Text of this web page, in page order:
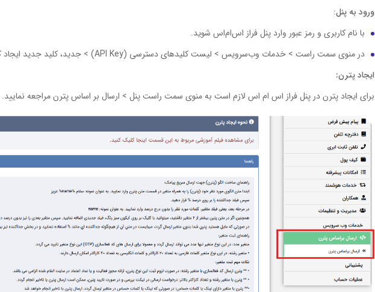
ورود به پنل:
با نام کاربری و رمز عبور وارد پنل فراز اس‌ام‌اس شوید.
در منوی سمت راست > خدمات وب‌سرویس > لیست کلیدهای دسترسی (API Key) > جدید، کلید جدید ایجاد کرده و کپی نمایید.
ایجاد پترن:
برای ایجاد پترن در پنل فراز اس ام اس لازم است به منوی سمت راست پنل > ارسال بر اساس پترن مراجعه نمایید.